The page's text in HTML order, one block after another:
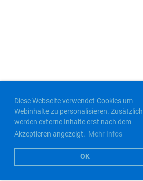
Diese Webseite verwendet Cookies um
Webinhalte zu personalisieren. Zusätzlich
werden externe Inhalte erst nach dem
Akzeptieren angezeigt. Mehr Infos
OK